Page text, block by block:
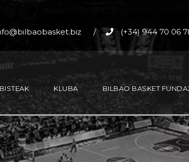
/ (+34) 944 70 06
KLUBA BILBAO BASKET